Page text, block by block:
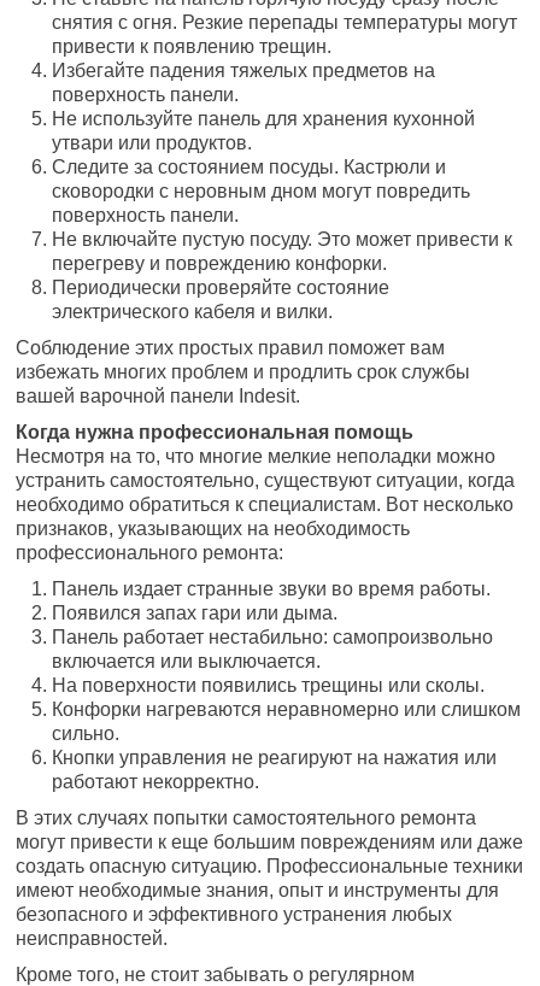
снятия с огня. Резкие перепады температуры могут
привести к появлению трещин.
Избегайте падения тяжелых предметов на
поверхность панели.
Не используйте панель для хранения кухонной
утвари или продуктов.
Следите за состоянием посуды. Кастрюли и
сковородки с неровным дном могут повредить
поверхность панели.
Не включайте пустую посуду. Это может привести к
перегреву и повреждению конфорки.
Периодически проверяйте состояние
электрического кабеля и вилки.
Соблюдение этих простых правил поможет вам
избежать многих проблем и продлить срок службы
вашей варочной панели Indesit.
Когда нужна профессиональная помощь
Несмотря на то, что многие мелкие неполадки можно
устранить самостоятельно, существуют ситуации, когда
необходимо обратиться к специалистам. Вот несколько
признаков, указывающих на необходимость
профессионального ремонта:
Панель издает странные звуки во время работы.
Появился запах гари или дыма.
Панель работает нестабильно: самопроизвольно
включается или выключается.
На поверхности появились трещины или сколы.
Конфорки нагреваются неравномерно или слишком
сильно.
Кнопки управления не реагируют на нажатия или
работают некорректно.
В этих случаях попытки самостоятельного ремонта
могут привести к еще большим повреждениям или даже
создать опасную ситуацию. Профессиональные техники
имеют необходимые знания, опыт и инструменты для
безопасного и эффективного устранения любых
неисправностей.
Кроме того, не стоит забывать о регулярном